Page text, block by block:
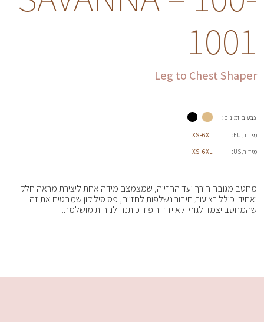
1001
Leg to Chest Shaper
צבעים זמינים:
מידות EU:
XS-6XL
מידות US:
XS-6XL
מחטב מגובה הירך ועד החזייה, שמצמצם מידה אחת ליצירת מראה חלק
ואחיד. כולל רצועות חיבור נשלפות לחזייה, פס סיליקון שמבטיח את זה
שהמחטב יצמד לגוף ולא יזוז וריפוד כותנה לנוחות מושלמת.